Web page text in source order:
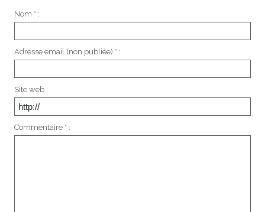
Nom * :
Adresse email (non publiée) * :
Site web :
Commentaire * :